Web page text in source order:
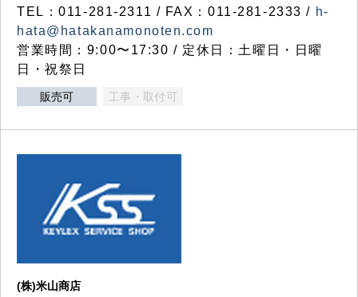
TEL：011-281-2311 / FAX：011-281-2333 / h-
hata@hatakanamonoten.com
営業時間：9:00〜17:30 / 定休日：土曜日・日曜
日・祝祭日
販売可 工事・取付可
(株)米山商店